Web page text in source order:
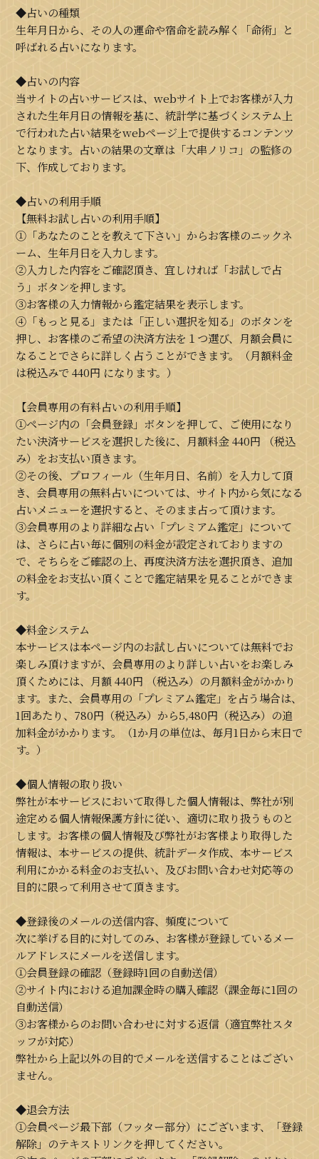
◆占いの種類
生年月日から、その人の運命や宿命を読み解く「命術」と
呼ばれる占いになります。
◆占いの内容
当サイトの占いサービスは、webサイト上でお客様が入力
された生年月日の情報を基に、統計学に基づくシステム上
で行われた占い結果をwebページ上で提供するコンテンツ
となります。占いの結果の文章は「大串ノリコ」の監修の
下、作成しております。
◆占いの利用手順
【無料お試し占いの利用手順】
①「あなたのことを教えて下さい」からお客様のニックネ
ーム、生年月日を入力します。
②入力した内容をご確認頂き、宜しければ「お試しで占
う」ボタンを押します。
③お客様の入力情報から鑑定結果を表示します。
④「もっと見る」または「正しい選択を知る」のボタンを
押し、お客様のご希望の決済方法を１つ選び、月額会員に
なることでさらに詳しく占うことができます。（月額料金
は税込みで440円 になります。）
【会員専用の有料占いの利用手順】
①ページ内の「会員登録」ボタンを押して、ご使用になり
たい決済サービスを選択した後に、月額料金440円
（税込
み）をお支払い頂きます。
②その後、プロフィール（生年月日、名前）を入力して頂
き、会員専用の無料占いについては、サイト内から気になる
占いメニューを選択すると、そのまま占って頂けます。
③会員専用のより詳細な占い「プレミアム鑑定」について
は、さらに占い毎に個別の料金が設定されておりますの
で、そちらをご確認の上、再度決済方法を選択頂き、追加
の料金をお支払い頂くことで鑑定結果を見ることができま
す。
◆料金システム
本サービスは本ページ内のお試し占いについては無料でお
楽しみ頂けますが、会員専用のより詳しい占いをお楽しみ
頂くためには、月額440円
（税込み）の月額料金がかかり
ます。また、会員専用の「プレミアム鑑定」を占う場合は、
1回あたり、780円（税込み）から5,480円（税込み）の追
加料金がかかります。（1か月の単位は、毎月1日から末日で
す。）
◆個人情報の取り扱い
弊社が本サービスにおいて取得した個人情報は、弊社が別
途定める個人情報保護方針に従い、適切に取り扱うものと
します。お客様の個人情報及び弊社がお客様より取得した
情報は、本サービスの提供、統計データ作成、本サービス
利用にかかる料金のお支払い、及びお問い合わせ対応等の
目的に限って利用させて頂きます。
◆登録後のメールの送信内容、頻度について
次に挙げる目的に対してのみ、お客様が登録しているメー
ルアドレスにメールを送信します。
①会員登録の確認（登録時1回の自動送信）
②サイト内における追加課金時の購入確認（課金毎に1回の
自動送信）
③お客様からのお問い合わせに対する返信（適宜弊社スタ
ッフが対応）
弊社から上記以外の目的でメールを送信することはござい
ません。
◆退会方法
①会員ページ最下部（フッター部分）にございます、「登録
解除」のテキストリンクを押してください。